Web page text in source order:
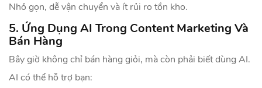
Nhỏ gọn, dễ vận chuyển và ít rủi ro tồn kho.
5. Ứng Dụng AI Trong Content Marketing Và
Bán Hàng
Bây giờ không chỉ bán hàng giỏi, mà còn phải biết dùng AI.
AI có thể hỗ trợ bạn: